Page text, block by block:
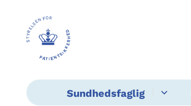
Sundhedsfaglig